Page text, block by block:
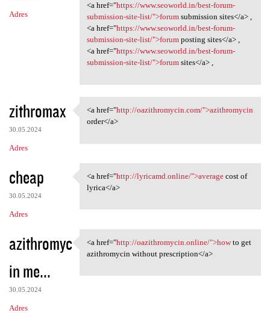
Adres
<a href="https://www.seoworld.in/best-forum-
submission-site-list/">forumsubmission sites</a> ,
<a href="https://www.seoworld.in/best-forum-
submission-site-list/">forumposting sites</a> ,
<a href="https://www.seoworld.in/best-forum-
submission-site-list/">forumsites</a> ,
zithromax
30.05.2024
Adres
<a href="http://oazithromycin
<a href="http://oazithromycin.com/">azithromycin
order</a>
cheap
30.05.2024
Adres
<a href="http://lyricamd
<a href="http://lyricamd.online/">averagecost of
lyrica</a>
azithromyc
in me...
30.05.2024
Adres
<a href="http://oazithromycin
<a href="http://oazithromycin.online/">howto get
azithromycin without prescription</a>